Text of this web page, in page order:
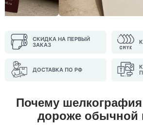
СКИДКА НА ПЕРВЫЙ
ЗАКАЗ
ДОСТАВКА ПО РФ
Почему
дороже обычной